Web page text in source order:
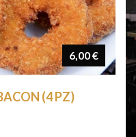
6,00 €
(4 PZ)